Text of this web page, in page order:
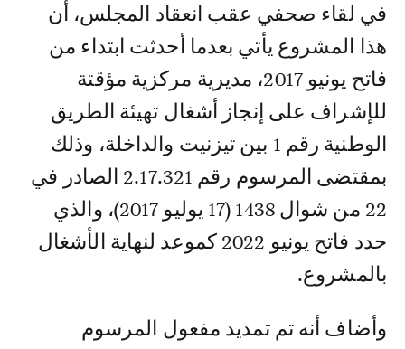
في لقاء صحفي عقب انعقاد المجلس، أن
هذا المشروع يأتي بعدما أحدثت ابتداء من
فاتح يونيو 2017، مديرية مركزية مؤقتة
للإشراف على إنجاز أشغال تهيئة الطريق
الوطنية رقم 1 بين تيزنيت والداخلة، وذلك
بمقتضى المرسوم رقم 2.17.321 الصادر في
22 من شوال 1438 (17 يوليو 2017)، والذي
حدد فاتح يونيو 2022 كموعد لنهاية الأشغال
بالمشروع.
وأضاف أنه تم تمديد مفعول المرسوم